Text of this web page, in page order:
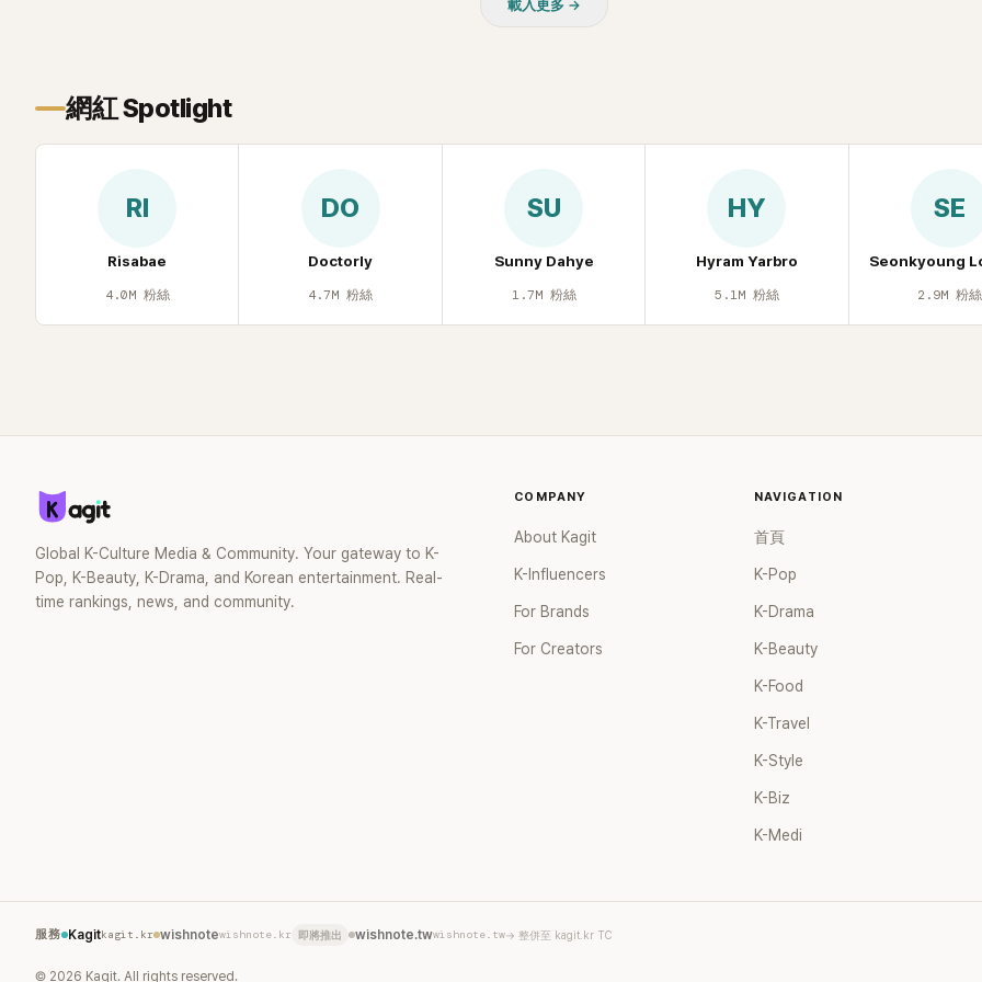
躲，淡定接招，兩人鬥嘴默契十足
忍不住笑說：「哥怎麼連這個都知道
鬆。 談到當年情況，李智惠終於鬆
言，當時確實被質疑動過隆胸手術
憶：「拍了比基尼照片之後，就開
笑。 事實上，早在 2006 年，李
裝記者招待會。當時她穿著比基尼
排攝影機前，面對媒體擺出各種姿
面至今仍被網友津津樂道。 這段為
議、直接公開腋下畫面自證清白
聲，也再次讓人見識到她面對流言時
去」的直率性格。其實她過去也曾
那張當年引發話題的「腋下比基尼照
重提這段至今仍被粉絲視為黑歷
1998 年以混聲團體 S#arp 成員身
道，該團在 2000 年代初期紅極一
爆出長達四年的團內霸凌風波，甚
根本只是懂了皮毛。」一番話笑翻全場，也
載入更多 →
網紅 Spotlight
RI
Risabae
4.0M 粉絲
DO
Doctorly
4.7M 粉絲
SU
Sunny Dahye
1.7M 粉絲
HY
Hyram Yarbro
5.1M 粉絲
SE
Seonkyoung
2.9M 粉絲
Global K-Culture Media & Community. Your gateway to K-
Pop, K-Beauty, K-Drama, and Korean entertainment. Real-
time rankings, news, and community.
COMPANY
About Kagit
K-Influencers
For Brands
For Creators
NAVIGATION
首頁
K-Pop
K-Drama
K-Beauty
K-Food
K-Travel
K-Style
K-Biz
K-Medi
服務 Kagitkagit.kr wishnotewishnote.kr 即將推出 wishnote.twwishnote.tw→ 整併至 kagit.kr TC
© 2026 Kagit. All rights reserved.